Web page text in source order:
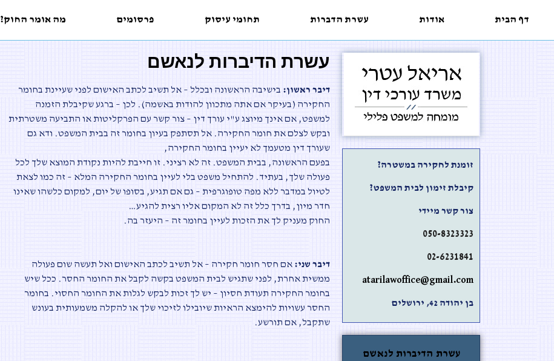
דף הבית אודות עשרת הדברות תחומי עיסוק פרסומים מה אומר החוק?
זומנת לחקירה במשטרה?
קיבלת זימון לבית המשפט?
צור קשר מיידי
050-8323323
02-6231841
atarilawoffice@gmail.com
בן יהודה 42, ירושלים
עשרת הדיברות לנאשם
עשרת הדיברות לנאשם
דיבר ראשון: בישיבה הראשונה ובכלל – אל תשיב לכתב האישום לפני שעיינת בחומר
החקירה (בעיקר אם אתה מתכוון להודות באשמה). לכן – ברגע שקיבלת הזמנה
למשפט, אם אינך מיוצג ע"י עורך דין – צור קשר עם הפרקליטות או התביעה משטרתית
ובקש לצלם את חומר החקירה. אל תסתפק בעיון בחומר זה בבית המשפט. ודא גם
שעורך דין מטעמך לא יעיין בחומר החקירה,
בפעם הראשונה, בבית המשפט. זה לא רציני. זו חייבת להיות נקודת המוצא שלך לכל
פעולה שלך, בעתיד. להתחיל משפט בלי לעיין בחומר החקירה המלא – זה כמו לצאת
לטיול במדבר ללא מפה טופוגרפית – גם אם תגיע, בסופו של יום, למקום כלשהו שאינו
חדר מיון, בדרך כלל זה לא המקום אליו רצית להגיע…
החוק מעניק לך את הזכות לעיין בחומר זה – היעזר בה.
דיבר שני: אם חסר חומר חקירה – אל תשיב לכתב האישום ואל תעשה שום פעולה
ממשית אחרת, לפני שתגיש לבית המשפט בקשה לקבל את החומר החסר. ככל שיש
בחומר החקירה תעודת חסיון – יש לך זכות לבקש לגלות את החומר החסוי. בחומר
החסר עשויות להימצא הראיות שיובילו לזיכוי שלך או להקלה משמעותית בעונש
שתקבל, אם תורשע.